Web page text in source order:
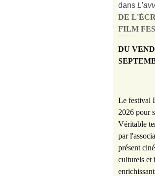
dans L’
DE
FILM
DU
Le festival
2026 pour
Véritable
par
présent
culturels et